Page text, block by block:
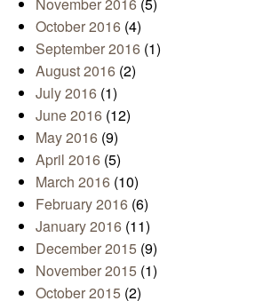
October 2016 (4)
September 2016 (1)
August 2016 (2)
July 2016 (1)
June 2016 (12)
May 2016 (9)
April 2016 (5)
March 2016 (10)
February 2016 (6)
January 2016 (11)
December 2015 (9)
November 2015 (1)
October 2015 (2)